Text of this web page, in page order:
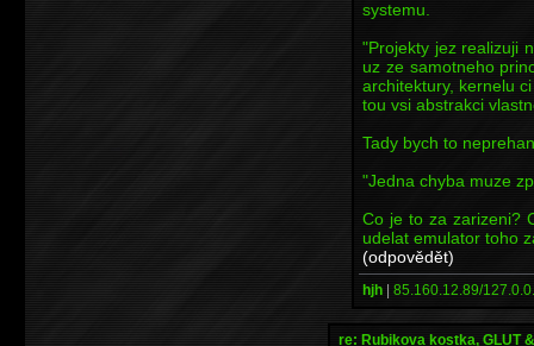
systemu.
"Projekty jez realizuji
uz ze samotneho
architektury, kernelu
tou vsi abstrakci
Tady bych to
"Jedna chyba muze
Co je to za zarizeni?
udelat emulator toho
(odpovědět)
hjh | 85.160.12.89/
re: Rubikova kostka, GLUT